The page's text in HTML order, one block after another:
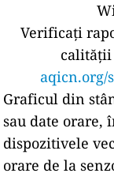
Verificați
calității
aqicn.org/
Graficul din
sau date orare,
dispozitivele
orare de la